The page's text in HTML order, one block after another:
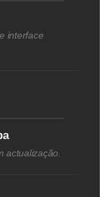
interface
actualização.